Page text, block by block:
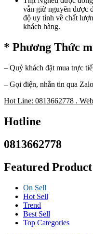
vẫn giữ nguyên được
độ uy tính về chất
khách hàng.
* Phương Thức
– Quý khách đặt mua trực
– Gọi điện, nhắn tin qua
Hot Line: 0813662778 .
Hotline
0813662778
Featured Product
On Sell
Hot Sell
Trend
Best Sell
Top Categories